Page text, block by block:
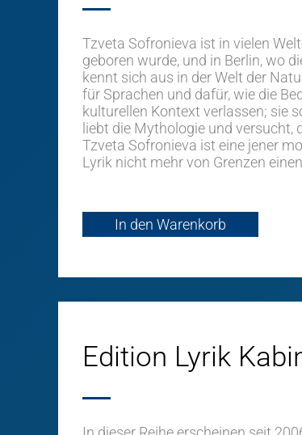
Tzveta Sofronieva ist in vielen
geboren wurde, und in Berlin, wo
kennt sich aus in der Welt der
für Sprachen und dafür, wie die
kulturellen Kontext verlassen; sie
liebt die Mythologie und versucht,
Tzveta Sofronieva ist eine jener
Lyrik nicht mehr von Grenzen
In den Warenkorb
Edition Lyrik